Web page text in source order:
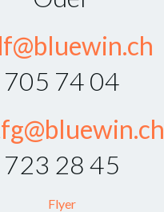
705 74 04
723 28 45
Flyer